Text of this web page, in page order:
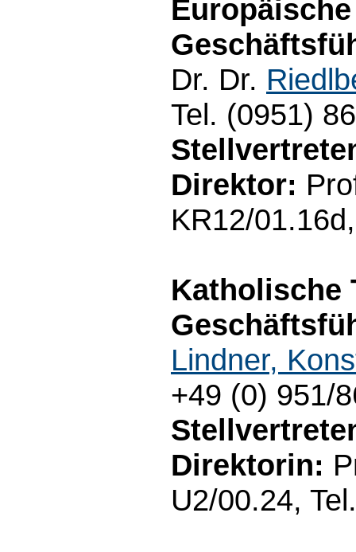
Dr. Dr.
Tel. (0951)
Direktor:
KR12/
Katholische
Lindner,
+49 (0) 951/
Direktorin:
U2/00.24,